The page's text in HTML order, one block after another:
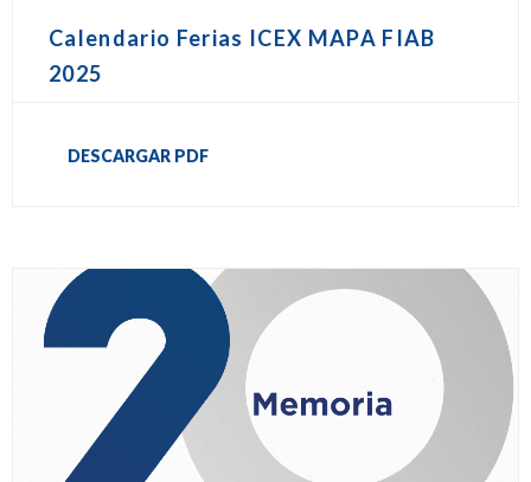
Calendario Ferias ICEX MAPA FIAB
2025
DESCARGAR PDF